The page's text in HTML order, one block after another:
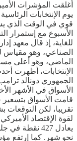
أغلقت المؤشرات
يوم الإنتخابات
قوي في الوقت الذي
الأسبوع مع إستمرار
للغاية، إذ قال معهد
الإنتخابات، أظهرت
الجمهوري دونالد
الأسواق في الأشهر
تقريبا، لكن التوقعات
يعادل 427